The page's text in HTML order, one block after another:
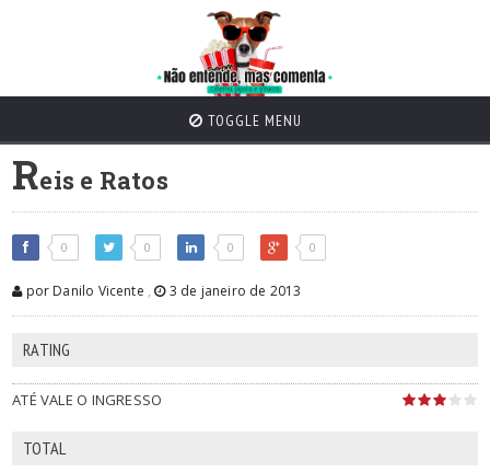
TOGGLE MENU
Reis e Ratos
0 0 0 0
por Danilo Vicente , 3 de janeiro de 2013
RATING
ATÉ VALE O INGRESSO
TOTAL